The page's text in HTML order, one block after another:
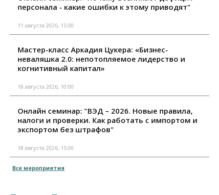
персонала - какие ошибки к этому приводят"
11 августа 2026, 15:00
Мастер-класс Аркадия Цукера: «Бизнес-
неваляшка 2.0: непотопляемое лидерство и
когнитивный капитал»
18 августа 2026, 10:00
Онлайн семинар: "ВЭД – 2026. Новые правила,
налоги и проверки. Как работать с импортом и
экспортом без штрафов"
18 августа 2026, 15:00
Все мероприятия